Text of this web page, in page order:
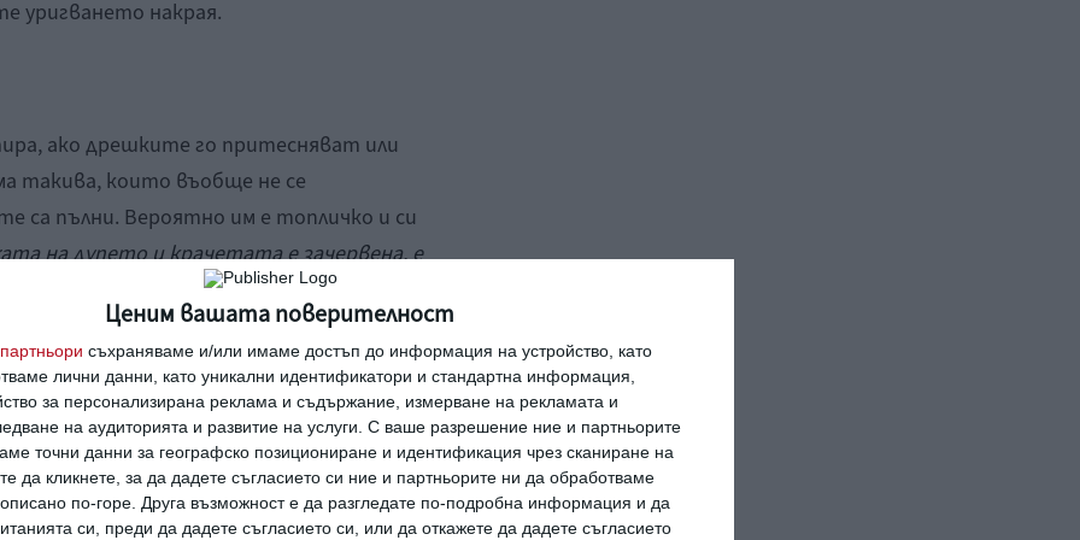
Ценим вашата поверителност
партньори съхраняваме и/или имаме достъп до информация на устройство, като
лични данни, като уникални идентификатори и стандартна информация,
за персонализирана реклама и съдържание, измерване на рекламата и
на аудиторията и развитие на услуги. С ваше разрешение ние и партньорите
точни данни за географско позициониране и идентификация чрез сканиране на
да кликнете, за да дадете съгласието си ние и партньорите ни да обработваме
описано по-горе. Друга възможност е да разгледате по-подробна информация и да
си, преди да дадете съгласието си, или да откажете да дадете съгласието
уригването накрая.
ако дрешките го притесняват или
такива, които въобще не се
са пълни. Вероятно им е топличко и си
на дупето и крачетата е зачервена, е
изпитва дискомфорт.Преобуйте го и
не го притиска и стяга.
нито да ги къпят. Трудно
кожата си и предпочитат да са на
и сръчни при преобличането.